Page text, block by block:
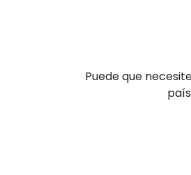
Puede que